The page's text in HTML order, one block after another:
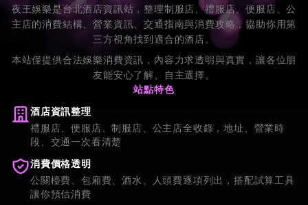
夜王娛樂是台北酒店資訊站，整理制服店、禮服店、便服店、公
主店的消費結構、營業資訊、交通指南與消費攻略，協助你用第
三方視角找到適合的酒店。
本站僅提供合法娛樂消費資訊，內容力求透明與真實，讓各位朋
友能安心了解、自主選擇。
站點特色
酒店資訊整理
禮服店、便服店、制服店、公主店全收錄，地址、營業時
段、交通一次看清楚
消費價格透明
公關檯費、包廂費、酒水、人頭費逐項列出，搭配試算工具
讓你預估消費